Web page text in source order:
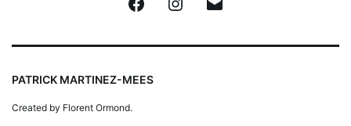
PATRICK MARTINEZ-MEES
Created by Florent Ormond.